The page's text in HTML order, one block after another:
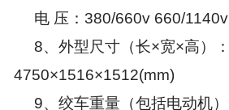
电 压：380/660v 660/1140v
8、外型尺寸（长×宽×高）：
4750×1516×1512(mm)
9、绞车重量（包括电动机